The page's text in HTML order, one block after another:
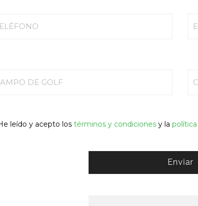
DE GOLF
leído y acepto los términos y condiciones y la
Enviar